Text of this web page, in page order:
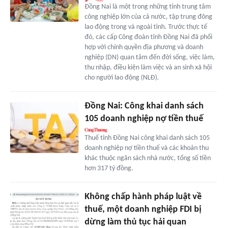
Đồng Nai là một trong những tỉnh trung tâm
công nghiệp lớn của cả nước, tập trung đông
lao động trong và ngoài tỉnh. Trước thực tế
đó, các cấp Công đoàn tỉnh Đồng Nai đã phối
hợp với chính quyền địa phương và doanh
nghiệp (DN) quan tâm đến đời sống, việc làm,
thu nhập, điều kiện làm việc và an sinh xã hội
cho người lao động (NLĐ).
Đồng Nai: Công khai danh sách
105 doanh nghiệp nợ tiền thuế
Thuế tỉnh Đồng Nai công khai danh sách 105
doanh nghiệp nợ tiền thuế và các khoản thu
khác thuộc ngân sách nhà nước, tổng số tiền
hơn 317 tỷ đồng.
Không chấp hành pháp luật về
thuế, một doanh nghiệp FDI bị
dừng làm thủ tục hải quan